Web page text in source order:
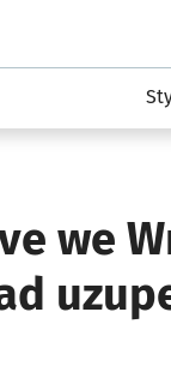
podserwis:
we